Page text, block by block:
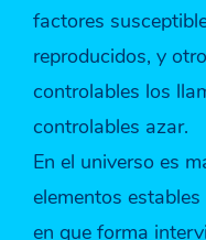
factores
reproducidos, y
controlables los
controlables azar.
En el universo es
elementos
en que forma